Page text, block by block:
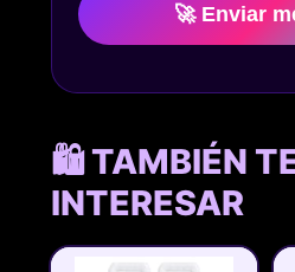
🚀 Enviar
🛍️ TAMBIÉN
INTERESAR